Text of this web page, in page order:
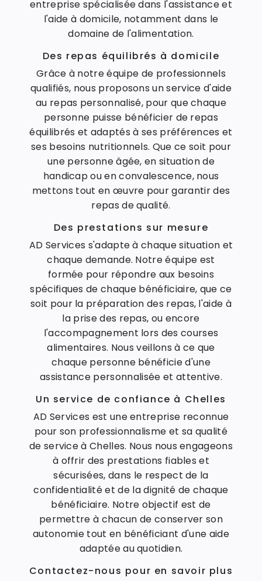
entreprise spécialisée dans l'assistance et
l'aide à domicile, notamment dans le
domaine de l'alimentation.
Des repas équilibrés à domicile
Grâce à notre équipe de professionnels
qualifiés, nous proposons un service d'aide
au repas personnalisé, pour que chaque
personne puisse bénéficier de repas
équilibrés et adaptés à ses préférences et
ses besoins nutritionnels. Que ce soit pour
une personne âgée, en situation de
handicap ou en convalescence, nous
mettons tout en œuvre pour garantir des
repas de qualité.
Des prestations sur mesure
AD Services s'adapte à chaque situation et
chaque demande. Notre équipe est
formée pour répondre aux besoins
spécifiques de chaque bénéficiaire, que ce
soit pour la préparation des repas, l'aide à
la prise des repas, ou encore
l'accompagnement lors des courses
alimentaires. Nous veillons à ce que
chaque personne bénéficie d'une
assistance personnalisée et attentive.
Un service de confiance à Chelles
AD Services est une entreprise reconnue
pour son professionnalisme et sa qualité
de service à Chelles. Nous nous engageons
à offrir des prestations fiables et
sécurisées, dans le respect de la
confidentialité et de la dignité de chaque
bénéficiaire. Notre objectif est de
permettre à chacun de conserver son
autonomie tout en bénéficiant d'une aide
adaptée au quotidien.
Contactez-nous pour en savoir plus